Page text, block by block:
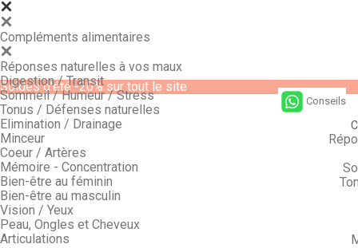
Soldes d'été -20% sur tout le site
Compléments alimentaires
Réponses naturelles à vos maux
Digestion / Transit
Sommeil / Humeur / Stress
Tonus / Défenses naturelles
Elimination / Drainage
Minceur
Coeur / Artères
Mémoire - Concentration
Bien-être au féminin
Bien-être au masculin
Vision / Yeux
Peau, Ongles et Cheveux
Articulations
Conseils